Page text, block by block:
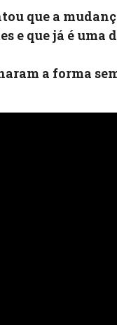
que a
e que já é uma
a forma